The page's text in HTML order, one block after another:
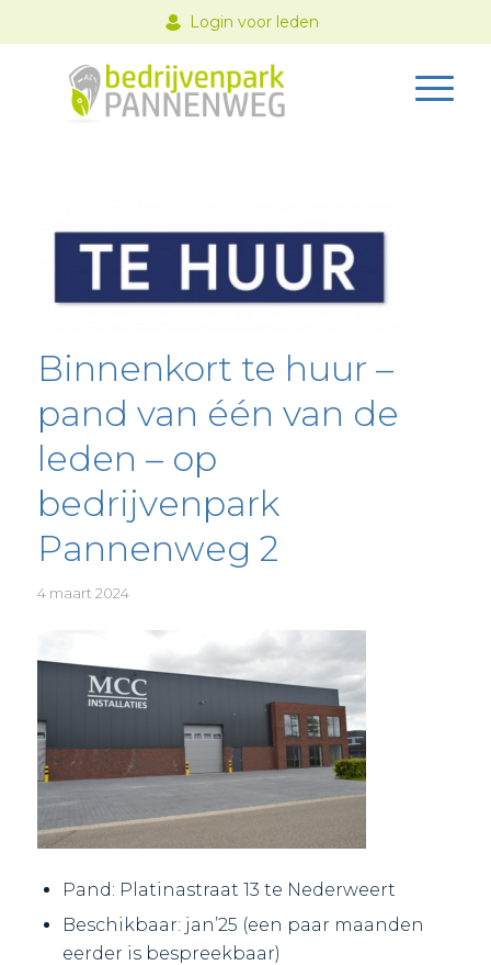
Login voor leden
Binnenkort te huur –
pand van één van de
leden – op
bedrijvenpark
Pannenweg 2
4 maart 2024
Pand: Platinastraat 13 te Nederweert
Beschikbaar: jan’25 (een paar maanden
eerder is bespreekbaar)